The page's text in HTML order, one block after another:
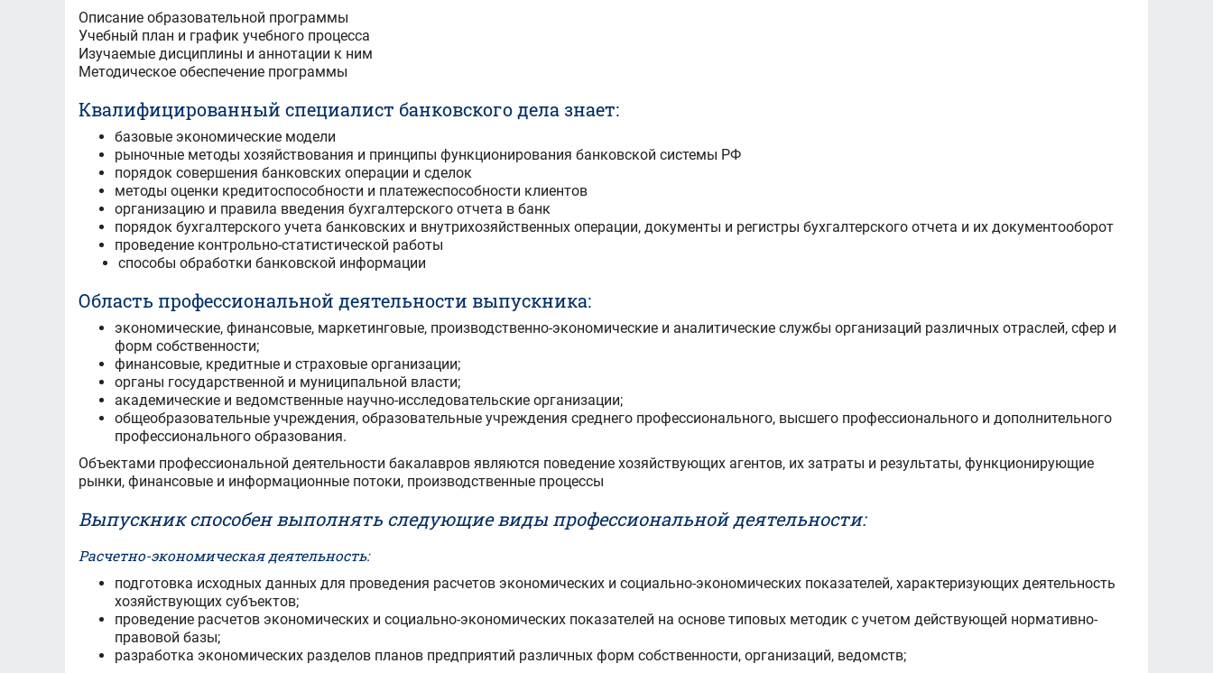
Описание образовательной программы
Учебный план и график учебного процесса
Изучаемые дисциплины и аннотации к ним
Методическое обеспечение программы
Квалифицированный специалист банковского дела знает:
базовые экономические модели
рыночные методы хозяйствования и принципы функционирования банковской системы РФ
порядок совершения банковских операции и сделок
методы оценки кредитоспособности и платежеспособности клиентов
организацию и правила введения бухгалтерского отчета в банк
порядок бухгалтерского учета банковских и внутрихозяйственных операции, документы и регистры бухгалтерского отчета и их документооборот
проведение контрольно-статистической работы
способы обработки банковской информации
Область профессиональной деятельности выпускника:
экономические, финансовые, маркетинговые, производственно-экономические и аналитические службы организаций различных отраслей, сфер и
форм собственности;
финансовые, кредитные и страховые организации;
органы государственной и муниципальной власти;
академические и ведомственные научно-исследовательские организации;
общеобразовательные учреждения, образовательные учреждения среднего профессионального, высшего профессионального и дополнительного
профессионального образования.
Объектами профессиональной деятельности бакалавров являются поведение хозяйствующих агентов, их затраты и результаты, функционирующие
рынки, финансовые и информационные потоки, производственные процессы
Выпускник способен выполнять следующие виды профессиональной деятельности:
Расчетно-экономическая деятельность:
подготовка исходных данных для проведения расчетов экономических и социально-экономических показателей, характеризующих деятельность
хозяйствующих субъектов;
проведение расчетов экономических и социально-экономических показателей на основе типовых методик с учетом действующей нормативно-
правовой базы;
разработка экономических разделов планов предприятий различных форм собственности, организаций, ведомств;